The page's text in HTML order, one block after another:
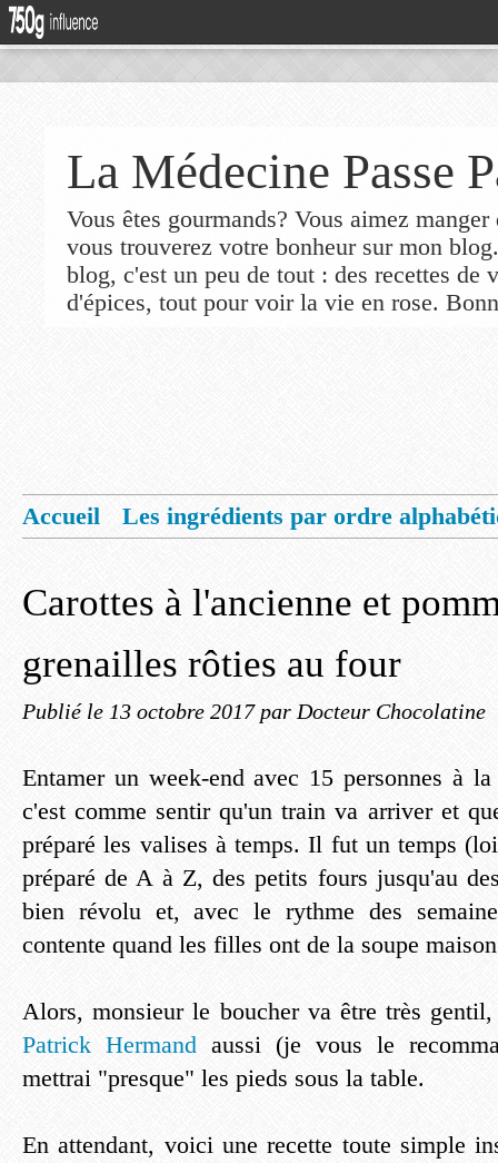
La Médecine Passe
Vous êtes gourmands? Vous aimez
vous trouverez votre bonheur sur mon
blog, c'est un peu de tout : des recettes de
d'épices, tout pour voir la vie en rose.
Accueil
Les ingrédients par ordre
Carottes à l'ancienne et
grenailles rôties au four
Publié le 13 octobre 2017 par Docteur Chocolatine
Entamer un week-end avec 15 personnes à
c'est comme sentir qu'un train va arriver et
préparé les valises à temps. Il fut un temps
préparé de A à Z, des petits fours jusqu'au
bien révolu et, avec le rythme des
contente quand les filles ont de la soupe
Alors, monsieur le boucher va être très
Patrick Hermand aussi (je vous le
mettrai "presque" les pieds sous la table.
En attendant, voici une recette toute simple